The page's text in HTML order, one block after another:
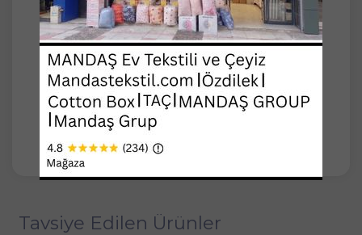
ALMIŞTIR
ÜRN İÇERİĞİ
1 adet fiskos ( masa örtüsü ) 95*95 cm
1 adet şömen tablo 43*80 cm
2 adet sehpa örtüs 43*43
12 adet vitrin pecetesi 28*28
ürün 30 c de şampuanlı suya bırakılarak
yıkanabilir yıkanabilir
Tavsiye Edilen Ürünler